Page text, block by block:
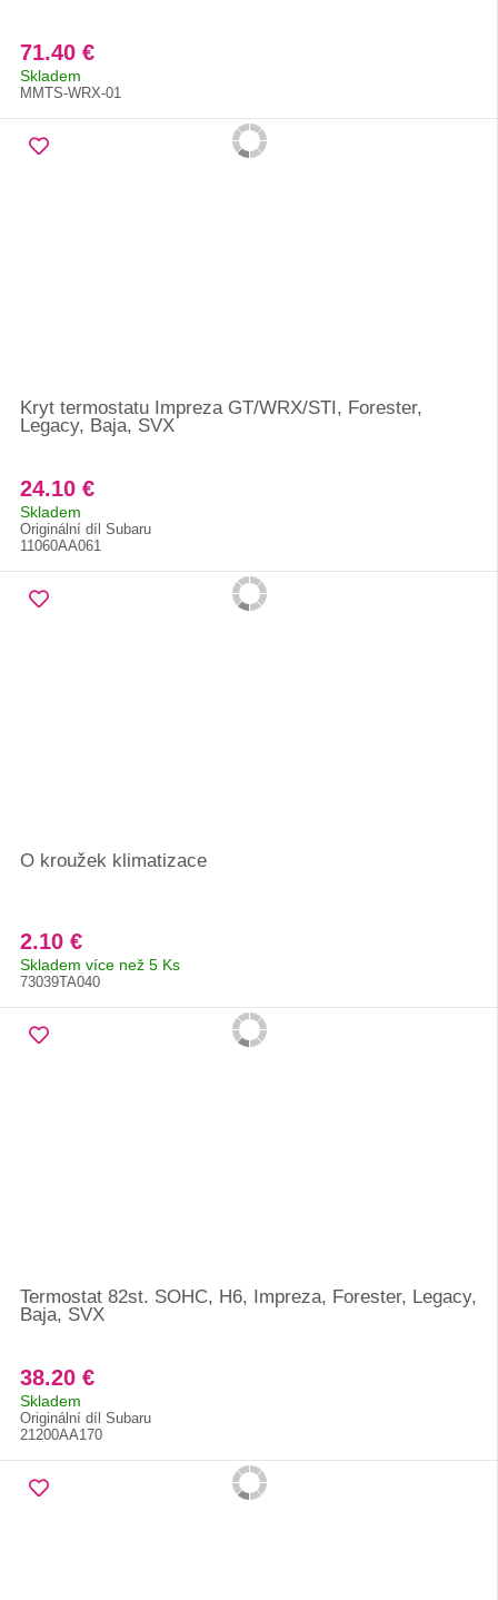
71.40 €
Skladem
MMTS-WRX-01
Kryt termostatu Impreza GT/WRX/STI, Forester,
Legacy, Baja, SVX
24.10 €
Skladem
Originální díl Subaru
11060AA061
O kroužek klimatizace
2.10 €
Skladem více než 5 Ks
73039TA040
Termostat 82st. SOHC, H6, Impreza, Forester, Legacy,
Baja, SVX
38.20 €
Skladem
Originální díl Subaru
21200AA170